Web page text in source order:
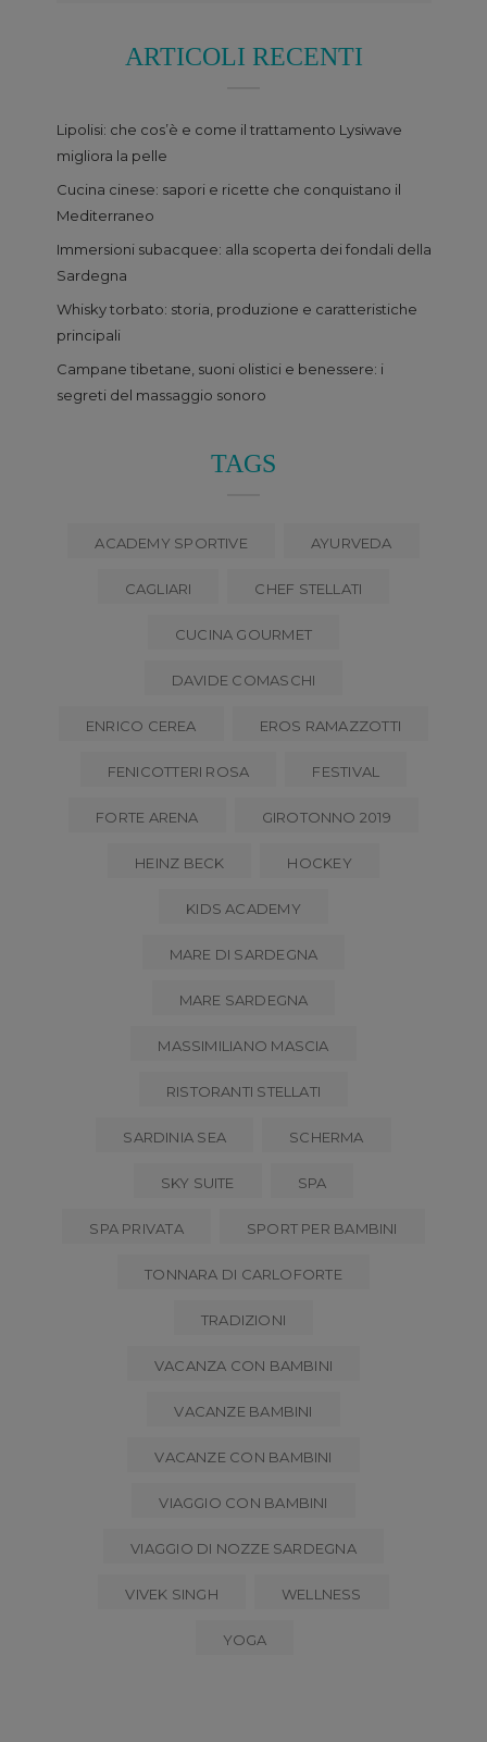
ARTICOLI RECENTI
Lipolisi: che cos’è e come il trattamento Lysiwave
migliora la pelle
Cucina cinese: sapori e ricette che conquistano il
Mediterraneo
Immersioni subacquee: alla scoperta dei fondali della
Sardegna
Whisky torbato: storia, produzione e caratteristiche
principali
Campane tibetane, suoni olistici e benessere: i
segreti del massaggio sonoro
TAGS
ACADEMY SPORTIVE AYURVEDA
CAGLIARI CHEF STELLATI
CUCINA GOURMET
DAVIDE COMASCHI
ENRICO CEREA EROS RAMAZZOTTI
FENICOTTERI ROSA FESTIVAL
FORTE ARENA GIROTONNO 2019
HEINZ BECK HOCKEY
KIDS ACADEMY
MARE DI SARDEGNA
MARE SARDEGNA
MASSIMILIANO MASCIA
RISTORANTI STELLATI
SARDINIA SEA SCHERMA
SKY SUITE SPA
SPA PRIVATA SPORT PER BAMBINI
TONNARA DI CARLOFORTE
TRADIZIONI
VACANZA CON BAMBINI
VACANZE BAMBINI
VACANZE CON BAMBINI
VIAGGIO CON BAMBINI
VIAGGIO DI NOZZE SARDEGNA
VIVEK SINGH WELLNESS
YOGA